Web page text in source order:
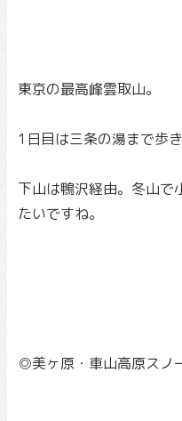
東京の最高峰雲取山。
1日目は三条の湯まで歩
下山は鴨沢経由。 冬山で
たいですね。
◎美ヶ原・車山高原ス